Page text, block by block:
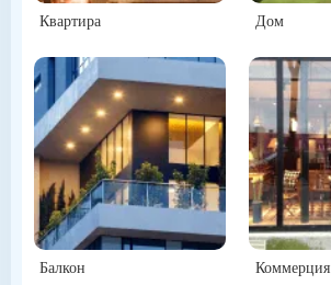
Квартира Дом
Балкон Коммерция